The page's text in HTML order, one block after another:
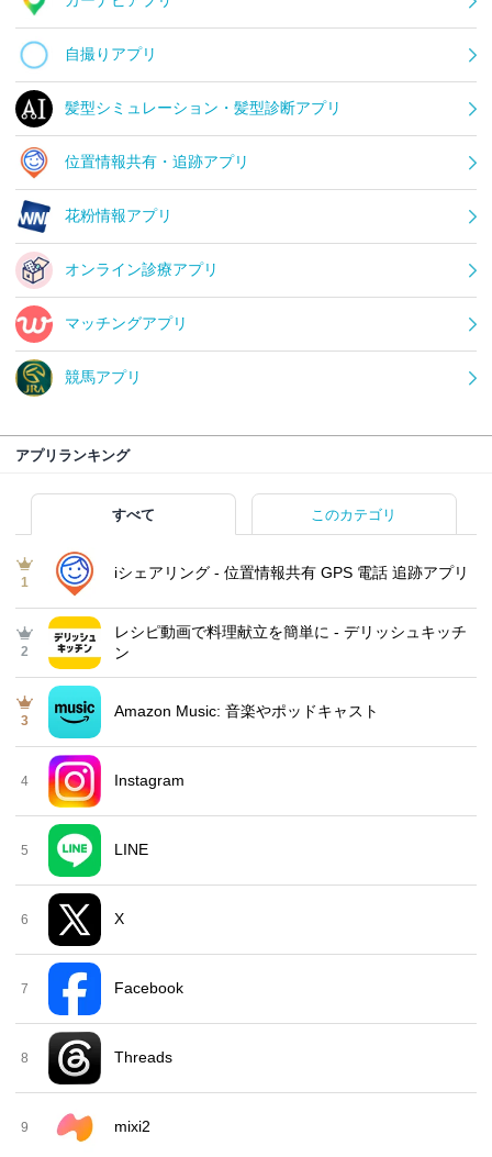
自撮りアプリ
髪型シミュレーション・髪型診断アプリ
位置情報共有・追跡アプリ
花粉情報アプリ
オンライン診療アプリ
マッチングアプリ
競馬アプリ
アプリランキング
すべて このカテゴリ
1
iシェアリング - 位置情報共有 GPS 電話 追跡アプリ
2
レシピ動画で料理献立を簡単‪に - デリッシュキッチ
ン
3
Amazon Music: 音楽やポッドキャスト
4 Instagram
5 LINE
6 X
7 Facebook
8 Threads
9 mixi2